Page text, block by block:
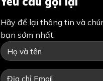
Hãy để lại thông tin và
bạn sớm nhất.